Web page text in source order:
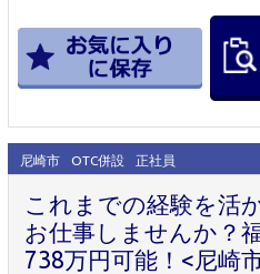
尼崎市 OTC併設 正社員
これまでの経験を活
お仕事しませんか？
738万円可能！<尼崎